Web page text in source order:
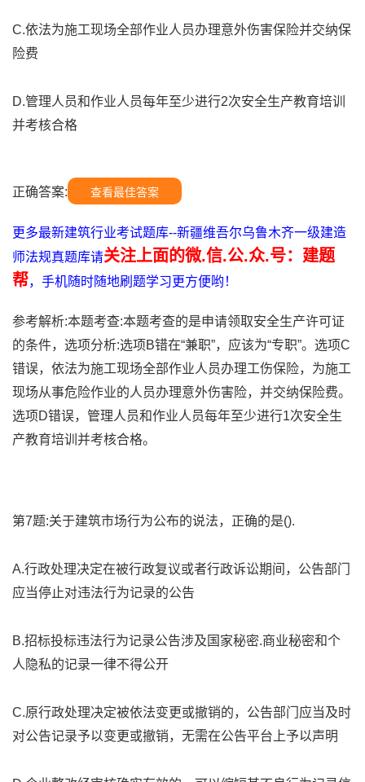
C.依法为施工现场全部作业人员办理意外伤害保险并交纳保
险费
D.管理人员和作业人员每年至少进行2次安全生产教育培训
并考核合格
正确答案: 查看最佳答案
更多最新建筑行业考试题库--新疆维吾尔乌鲁木齐一级建造
师法规真题库请关注上面的微.信.公.众.号：建题
帮，手机随时随地刷题学习更方便哟！
参考解析:本题考查:本题考查的是申请领取安全生产许可证
的条件，选项分析:选项B错在“兼职”，应该为“专职”。选项C
错误，依法为施工现场全部作业人员办理工伤保险，为施工
现场从事危险作业的人员办理意外伤害险，并交纳保险费。
选项D错误，管理人员和作业人员每年至少进行1次安全生
产教育培训并考核合格。
第7题:关于建筑市场行为公布的说法，正确的是().
A.行政处理决定在被行政复议或者行政诉讼期间，公告部门
应当停止对违法行为记录的公告
B.招标投标违法行为记录公告涉及国家秘密.商业秘密和个
人隐私的记录一律不得公开
C.原行政处理决定被依法变更或撤销的，公告部门应当及时
对公告记录予以变更或撤销，无需在公告平台上予以声明